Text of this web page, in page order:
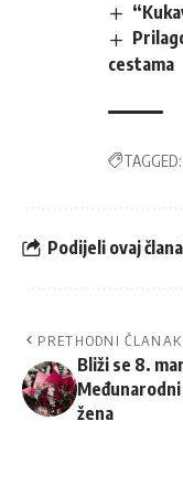
cestama
TAGGED:
Podijeli ovaj
PRETHODNI ČLANAK
Bliži se 8.
Međunarodni
žena